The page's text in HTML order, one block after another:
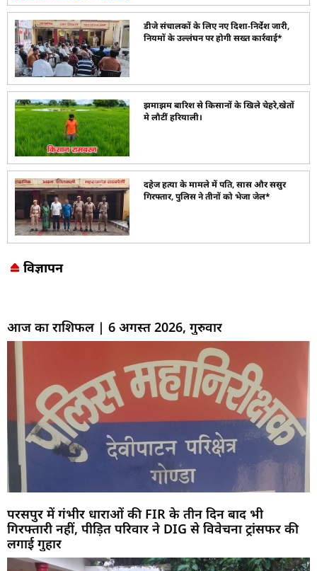
डीजे संचालकों के लिए नए दिशा-निर्देश जारी,
नियमों के उल्लंघन पर होगी सख्त कार्रवाई*
झमाझम बारिश से किसानों के खिले चेहरे,खेतों
मे लौटीं हरियाली।
दहेज हत्या के मामले में पति, सास और ससुर
गिरफ्तार, पुलिस ने तीनों को भेजा जेल*
विज्ञापन
आज का राशिफल | 6 अगस्त 2026, गुरुवार
परसपुर में गंभीर धाराओं की FIR के तीन दिन बाद भी
गिरफ्तारी नहीं, पीड़ित परिवार ने DIG से विवेचना ट्रांसफर की
लगाई गुहार